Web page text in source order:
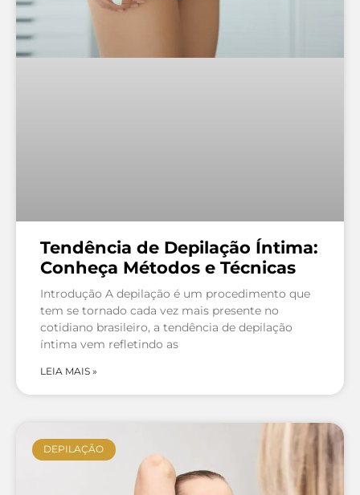
Tendência de Depilação Íntima:
Conheça Métodos e Técnicas
Introdução A depilação é um procedimento que
tem se tornado cada vez mais presente no
cotidiano brasileiro, a tendência de depilação
íntima vem refletindo as
LEIA MAIS »
DEPILAÇÃO